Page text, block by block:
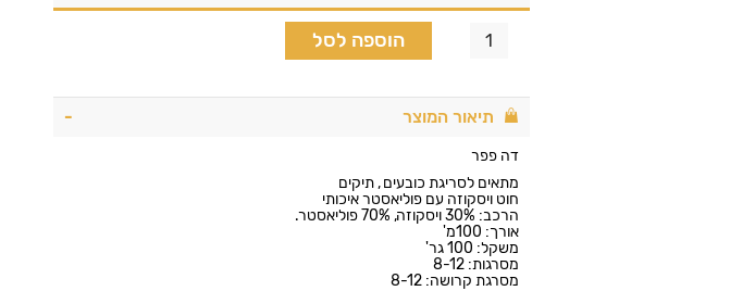
הוספה לסל
תיאור המוצר
דה פפר
מתאים לסריגת כובעים , תיקים
חוט ויסקוזה עם פוליאסטר איכותי
הרכב: 30% ויסקוזה, 70% פוליאסטר.
אורך: 100מ'
משקל: 100 גר'
מסרגות: 8-12
מסרגת קרושה: 8-12